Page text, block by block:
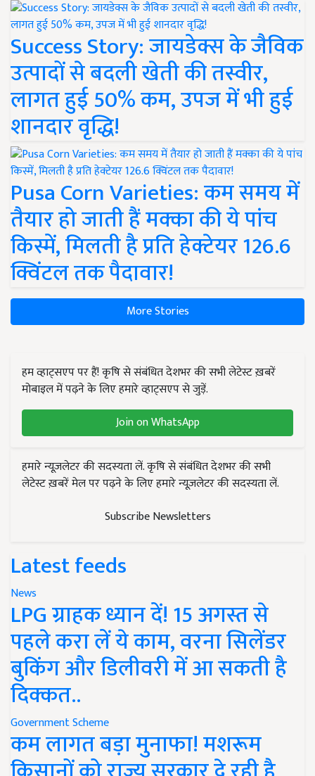
Success Story: जायडेक्स के जैविक
उत्पादों से बदली खेती की तस्वीर,
लागत हुई 50% कम, उपज में भी हुई
शानदार वृद्धि!
Pusa Corn Varieties: कम समय में
तैयार हो जाती हैं मक्का की ये पांच
किस्में, मिलती है प्रति हेक्टेयर 126.6
क्विंटल तक पैदावार!
More Stories
हम व्हाट्सएप पर हैं! कृषि से संबंधित देशभर की सभी लेटेस्ट ख़बरें
मोबाइल में पढ़ने के लिए हमारे व्हाट्सएप से जुड़ें.
Join on WhatsApp
हमारे न्यूज़लेटर की सदस्यता लें. कृषि से संबंधित देशभर की सभी
लेटेस्ट ख़बरें मेल पर पढ़ने के लिए हमारे न्यूज़लेटर की सदस्यता लें.
Subscribe Newsletters
Latest feeds
News
LPG ग्राहक ध्यान दें! 15 अगस्त से
पहले करा लें ये काम, वरना सिलेंडर
बुकिंग और डिलीवरी में आ सकती है
दिक्कत..
Government Scheme
कम लागत बड़ा मुनाफा! मशरूम